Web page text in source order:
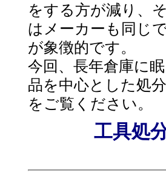
をする方が減り、
はメーカーも同じ
が象徴的です。
今回、長年倉庫に
品を中心とした処
をご覧ください。
工具処